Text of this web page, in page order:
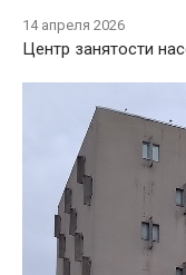
14 апреля 2026
Центр занятости